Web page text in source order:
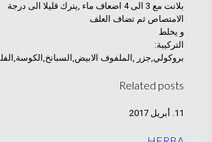
بلانت مع 3 الى 4 اضعاف ماء ,يترك قليلا الى درجة
الامتصاص ثم تضاف العلف
و يخلط
التركيبة:
بروكولي,جزر ,الملفوف
Related posts
11. أبريل 2017